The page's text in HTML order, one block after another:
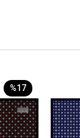
%17